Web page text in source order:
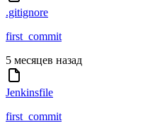
.gitignore
first_commit
5 месяцев назад
Jenkinsfile
first_commit